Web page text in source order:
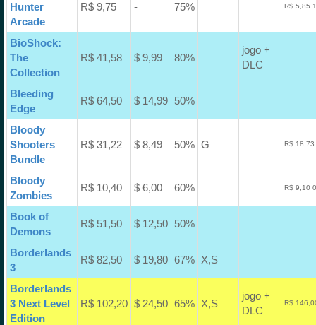
Hunter
Arcade
R$ 9,75 - 75% R$ 5,85
BioShock:
The
Collection
R$ 41,58 $ 9,99 80%
jogo +
DLC
Bleeding
Edge
R$ 64,50 $ 14,99 50%
Bloody
Shooters
Bundle
R$ 31,22 $ 8,49 50% G R$
Bloody
Zombies
R$ 10,40 $ 6,00 60% R$ 9,10
Book of
Demons
R$ 51,50 $ 12,50 50%
Borderlands
3
R$ 82,50 $ 19,80 67% X,S
Borderlands
3 Next Level
Edition
R$ 102,20 $ 24,50 65% X,S
jogo +
DLC
R$